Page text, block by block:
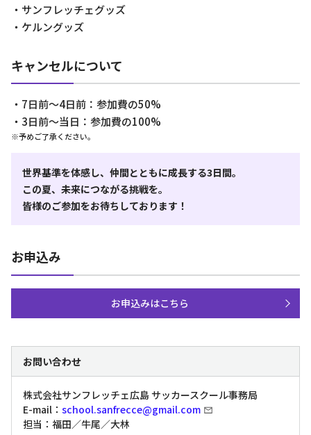
・サンフレッチェグッズ
・ケルングッズ
キャンセルについて
・7日前〜4日前：参加費の50%
・3日前〜当日：参加費の100%
※予めご了承ください。
世界基準を体感し、仲間とともに成長する3日間。
この夏、未来につながる挑戦を。
皆様のご参加をお待ちしております！
お申込み
お申込みはこちら
お問い合わせ
株式会社サンフレッチェ広島 サッカースクール事務局
E-mail： school.sanfrecce@gmail.com
担当：福田／牛尾／大林